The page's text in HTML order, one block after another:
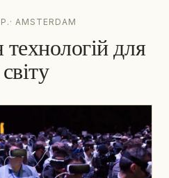
· AMSTERDAM
для